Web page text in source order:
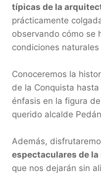
típicas de la
prácticamente
observando cómo se
condiciones naturales
Conoceremos la
de la Conquista
énfasis en la figura
querido alcalde
Además,
espectaculares de
que nos dejarán sin